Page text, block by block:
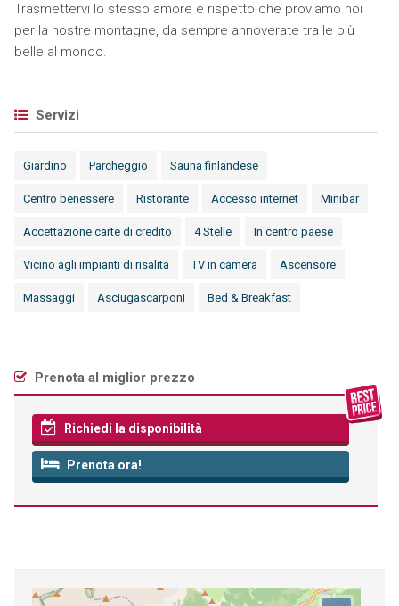
Trasmettervi lo stesso amore e rispetto che proviamo noi
per la nostre montagne, da sempre annoverate tra le più
belle al mondo.
Servizi
Giardino Parcheggio Sauna finlandese
Centro benessere Ristorante Accesso internet Minibar
Accettazione carte di credito 4 Stelle In centro paese
Vicino agli impianti di risalita TV in camera Ascensore
Massaggi Asciugascarponi Bed & Breakfast
Prenota al miglior prezzo
Richiedi la disponibilità
Prenota ora!